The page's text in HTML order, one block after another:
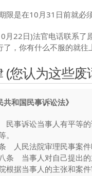
限是在10月31日前就必
月22日)法官电话联系了
，你有什么不服的就往
(您认为这些
共和国民事诉讼法》
事诉讼当事人有平等的
。
人民法院审理民事案件
条 当事人对自己提出的
根据当事人的主张和案